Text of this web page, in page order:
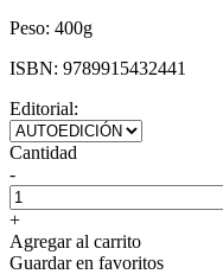
Peso: 400g
ISBN: 9789915432441
Editorial:
Cantidad
-
+
Agregar al carrito
Guardar en favoritos